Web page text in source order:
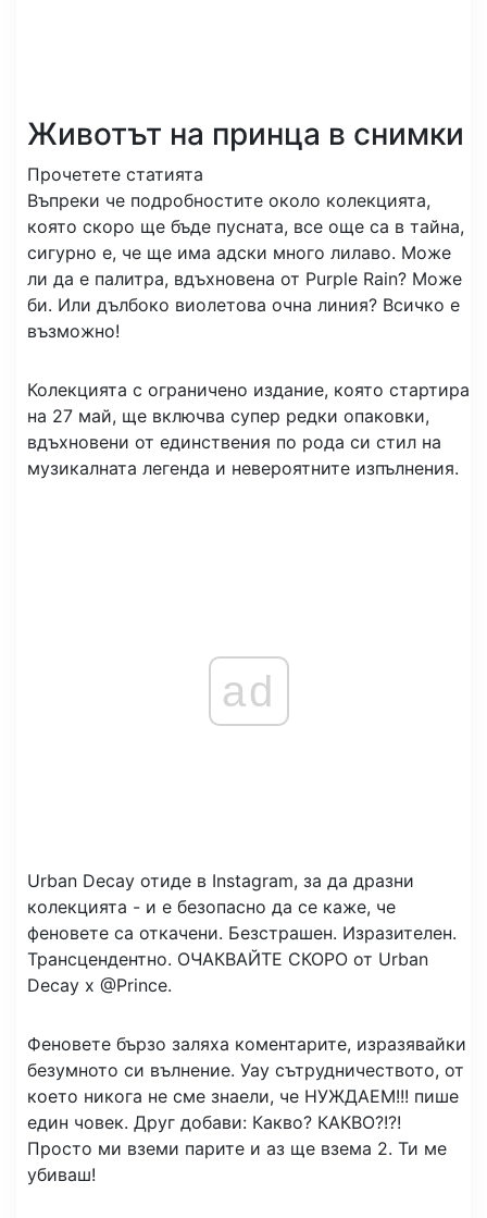
Животът на принца в снимки
Прочетете статията
Въпреки че подробностите около колекцията,
която скоро ще бъде пусната, все още са в тайна,
сигурно е, че ще има адски много лилаво. Може
ли да е палитра, вдъхновена от Purple Rain? Може
би. Или дълбоко виолетова очна линия? Всичко е
възможно!
Колекцията с ограничено издание, която стартира
на 27 май, ще включва супер редки опаковки,
вдъхновени от единствения по рода си стил на
музикалната легенда и невероятните изпълнения.
ad
Urban Decay отиде в Instagram, за да дразни
колекцията - и е безопасно да се каже, че
феновете са откачени. Безстрашен. Изразителен.
Трансцендентно. ОЧАКВАЙТЕ СКОРО от Urban
Decay x @Prince.
Феновете бързо заляха коментарите, изразявайки
безумното си вълнение. Уау сътрудничеството, от
което никога не сме знаели, че НУЖДАЕМ!!! пише
един човек. Друг добави: Какво? КАКВО?!?!
Просто ми вземи парите и аз ще взема 2. Ти ме
убиваш!